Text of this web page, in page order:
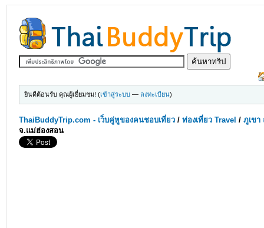
ยินดีต้อนรับ คุณผู้เยี่ยมชม! (เข้าสู่ระบบ — ลงทะเบียน)
ThaiBuddyTrip.com - เว็บคู่หูของคนชอบเที่ยว /ท่องเที่ยว Travel /ภูเขา
จ.แม่ฮ่องสอน